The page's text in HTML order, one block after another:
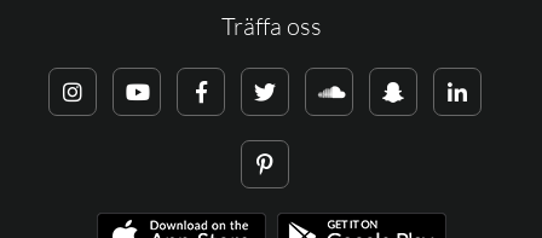
Träffa oss